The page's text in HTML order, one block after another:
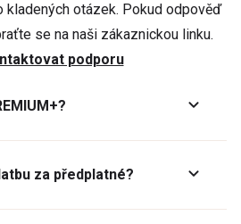
otázek. Pokud odpověď
se na naši zákaznickou linku.
podporu
za předplatné?